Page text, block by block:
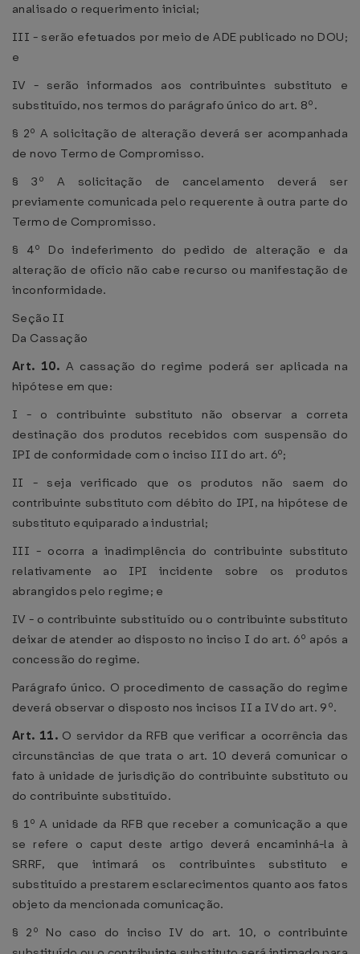
analisado o requerimento inicial;
III - serão efetuados por meio de ADE publicado no DOU;
e
IV - serão informados aos contribuintes substituto e
substituído, nos termos do parágrafo único do art. 8º.
§ 2º A solicitação de alteração deverá ser acompanhada
de novo Termo de Compromisso.
§ 3º A solicitação de cancelamento deverá ser
previamente comunicada pelo requerente à outra parte do
Termo de Compromisso.
§ 4º Do indeferimento do pedido de alteração e da
alteração de ofício não cabe recurso ou manifestação de
inconformidade.
Seção II
Da Cassação
Art. 10. A cassação do regime poderá ser aplicada na
hipótese em que:
I - o contribuinte substituto não observar a correta
destinação dos produtos recebidos com suspensão do
IPI de conformidade com o inciso III do art. 6º;
II - seja verificado que os produtos não saem do
contribuinte substituto com débito do IPI, na hipótese de
substituto equiparado a industrial;
III - ocorra a inadimplência do contribuinte substituto
relativamente ao IPI incidente sobre os produtos
abrangidos pelo regime; e
IV - o contribuinte substituído ou o contribuinte substituto
deixar de atender ao disposto no inciso I do art. 6º após a
concessão do regime.
Parágrafo único. O procedimento de cassação do regime
deverá observar o disposto nos incisos II a IV do art. 9º.
Art. 11. O servidor da RFB que verificar a ocorrência das
circunstâncias de que trata o art. 10 deverá comunicar o
fato à unidade de jurisdição do contribuinte substituto ou
do contribuinte substituído.
§ 1º A unidade da RFB que receber a comunicação a que
se refere o caput deste artigo deverá encaminhá-la à
SRRF, que intimará os contribuintes substituto e
substituído a prestarem esclarecimentos quanto aos fatos
objeto da mencionada comunicação.
§ 2º No caso do inciso IV do art. 10, o contribuinte